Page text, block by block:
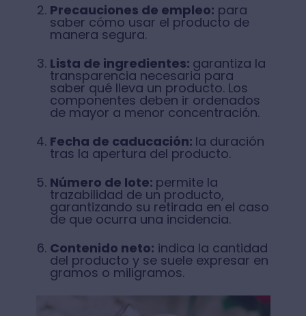
Precauciones de empleo: para
saber cómo usar el producto de
manera segura.
Lista de ingredientes: garantiza la
transparencia necesaria para
saber qué lleva un producto. Los
componentes deben ir ordenados
de mayor a menor concentración.
Fecha de caducación: la duración
tras la apertura del producto.
Número de lote: permite la
trazabilidad de un producto,
garantizando su retirada en el caso
de que ocurra una incidencia.
Contenido neto: indica la cantidad
del producto y se suele expresar en
gramos o miligramos.